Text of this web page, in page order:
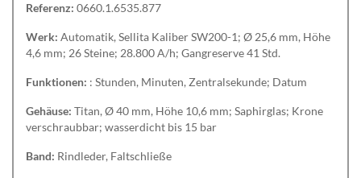
Referenz: 0660.1.6535.877
Werk: Automatik, Sellita Kaliber SW200-1; Ø 25,6 mm, Höhe
4,6 mm; 26 Steine; 28.800 A/h; Gangreserve 41 Std.
Funktionen: : Stunden, Minuten, Zentralsekunde; Datum
Gehäuse: Titan, Ø 40 mm, Höhe 10,6 mm; Saphirglas; Krone
verschraubbar; wasserdicht bis 15 bar
Band: Rindleder, Faltschließe